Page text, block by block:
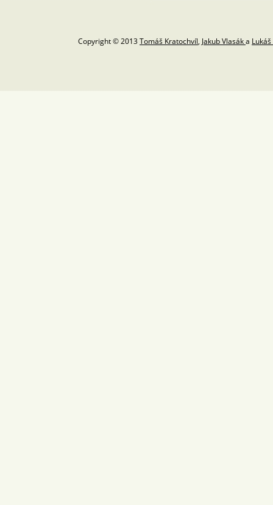
Copyright © 2013Tomáš Kratochvíl, Jakub Vlasáka